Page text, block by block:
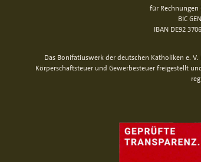
für Rechnungen
BIC
IBAN DE92
Das Bonifatiuswerk der deutschen Katholiken e.
Körperschaftsteuer und Gewerbesteuer freigestellt